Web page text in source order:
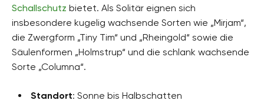
Schallschutz bietet. Als Solitär eignen sich
insbesondere kugelig wachsende Sorten wie „Mirjam“,
die Zwergform „Tiny Tim“ und „Rheingold“ sowie die
Säulenformen „Holmstrup“ und die schlank wachsende
Sorte „Columna“.
Standort: Sonne bis Halbschatten